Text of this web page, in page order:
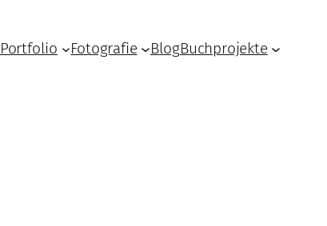
Portfolio Fotografie BlogBuchprojekte